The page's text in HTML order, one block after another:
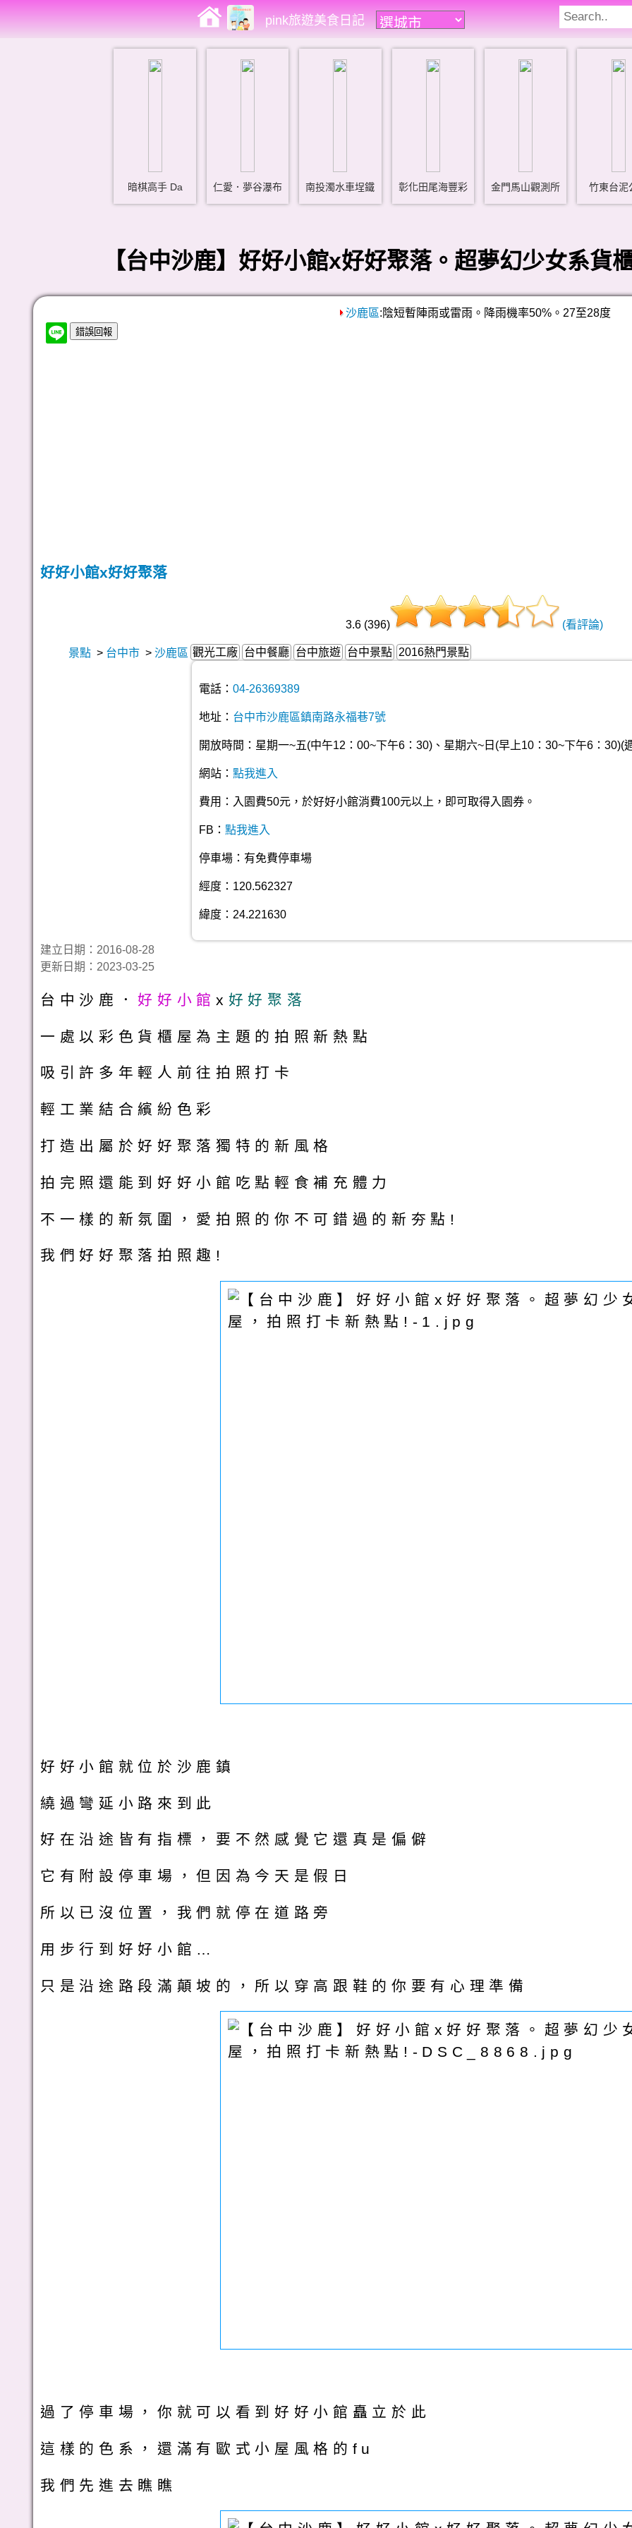
pink旅遊美食日記
暗棋高手 Da 仁愛．夢谷瀑布 南投濁水車埕鐵 彰化田尾海豐彩 金門馬山觀測所 竹東台泥
【台中沙鹿】好好小館x好好聚落。超夢幻少女系貨
沙鹿區:陰短暫陣雨或雷雨。降雨機率50%。27至28度
好好小館x好好聚落
3.6 (396) (看評論)
景點 > 台中市 > 沙鹿區 觀光工廠 台中餐廳 台中旅遊 台中景點 2016熱門景點
電話： 04-26369389
地址： 台中市沙鹿區鎮南路永福巷7號
開放時間：星期一~五(中午12：00~下午6：30)、星期六~日(早上10：30~下午6：30)(
網站： 點我進入
費用：入園費50元，於好好小館消費100元以上，即可取得入園券。
FB： 點我進入
停車場：有免費停車場
經度：120.562327
緯度：24.221630
建立日期：2016-08-28
更新日期：2023-03-25
台中沙鹿．好好小館x 好好聚落
一處以彩色貨櫃屋為主題的拍照新熱點
吸引許多年輕人前往拍照打卡
輕工業結合繽紛色彩
打造出屬於好好聚落獨特的新風格
拍完照還能到好好小館吃點輕食補充體力
不一樣的新氛圍，愛拍照的你不可錯過的新夯點!
我們好好聚落拍照趣!
好好小館就位於沙鹿鎮
繞過彎延小路來到此
好在沿途皆有指標，要不然感覺它還真是偏僻
它有附設停車場，但因為今天是假日
所以已沒位置，我們就停在道路旁
用步行到好好小館…
只是沿途路段滿顛坡的，所以穿高跟鞋的你要有心理準備
過了停車場，你就可以看到好好小館矗立於此
這樣的色系，還滿有歐式小屋風格的fu
我們先進去瞧瞧